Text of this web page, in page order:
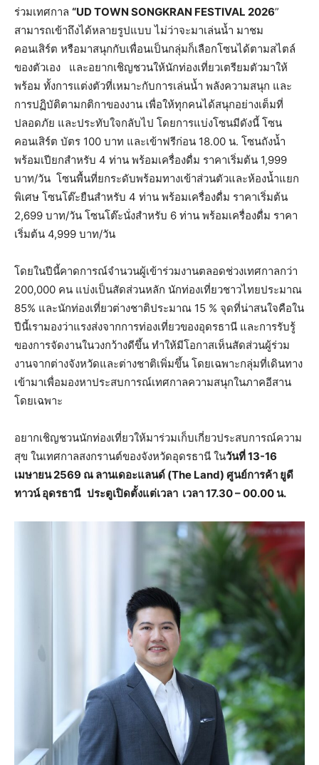
ร่วมเทศกาล “UD TOWN SONGKRAN FESTIVAL 2026”
สามารถเข้าถึงได้หลายรูปแบบ ไม่ว่าจะมาเล่นน้ำ มาชม
คอนเสิร์ต หรือมาสนุกกับเพื่อนเป็นกลุ่มก็เลือกโซนได้ตามสไตล์
ของตัวเอง และอยากเชิญชวนให้นักท่องเที่ยวเตรียมตัวมาให้
พร้อม ทั้งการแต่งตัวที่เหมาะกับการเล่นน้ำ พลังความสนุก และ
การปฏิบัติตามกติกาของงาน เพื่อให้ทุกคนได้สนุกอย่างเต็มที่
ปลอดภัย และประทับใจกลับไป โดยการแบ่งโซนมีดังนี้ โซน
คอนเสิร์ต บัตร 100 บาท และเข้าฟรีก่อน 18.00 น. โซนถังน้ำ
พร้อมเปียกสำหรับ 4 ท่าน พร้อมเครื่องดื่ม ราคาเริ่มต้น 1,999
บาท/วัน โซนพื้นที่ยกระดับพร้อมทางเข้าส่วนตัวและห้องน้ำแยก
พิเศษ โซนโต๊ะยืนสำหรับ 4 ท่าน พร้อมเครื่องดื่ม ราคาเริ่มต้น
2,699 บาท/วัน โซนโต๊ะนั่งสำหรับ 6 ท่าน พร้อมเครื่องดื่ม ราคา
เริ่มต้น 4,999 บาท/วัน
โดยในปีนี้คาดการณ์จำนวนผู้เข้าร่วมงานตลอดช่วงเทศกาลกว่า
200,000 คน แบ่งเป็นสัดส่วนหลัก นักท่องเที่ยวชาวไทยประมาณ
85% และนักท่องเที่ยวต่างชาติประมาณ 15 % จุดที่น่าสนใจคือใน
ปีนี้เรามองว่าแรงส่งจากการท่องเที่ยวของอุดรธานี และการรับรู้
ของการจัดงานในวงกว้างดีขึ้น ทำให้มีโอกาสเห็นสัดส่วนผู้ร่วม
งานจากต่างจังหวัดและต่างชาติเพิ่มขึ้น โดยเฉพาะกลุ่มที่เดินทาง
เข้ามาเพื่อมองหาประสบการณ์เทศกาลความสนุกในภาคอีสาน
โดยเฉพาะ
อยากเชิญชวนนักท่องเที่ยวให้มาร่วมเก็บเกี่ยวประสบการณ์ความ
สุข ในเทศกาลสงกรานต์ของจังหวัดอุดรธานี ในวันที่ 13-16
เมษายน 2569 ณ ลานเดอะแลนด์ (The Land) ศูนย์การค้า ยูดี
ทาวน์ อุดรธานี ประตูเปิดตั้งแต่เวลา เวลา 17.30 – 00.00 น.